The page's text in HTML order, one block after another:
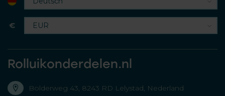
€
Rolluikonderdelen.nl
Bolderweg 43, 8243 RD Lelystad, Nederland